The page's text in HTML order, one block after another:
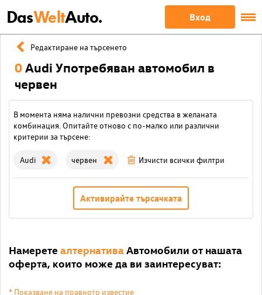
DasWeltAuto. Вход
Редактиране на търсенето
0Audi Употребяван автомобил в
червен
В момента няма налични превозни средства в желаната
комбинация. Опитайте отново с по-малко или различни
критерии за търсене:
Audi червен Изчисти всички филтри
Активирайте търсачката
Намерете алтернативаАвтомобили от нашата
оферта, които може да ви заинтересуват:
* Показване на правното известие